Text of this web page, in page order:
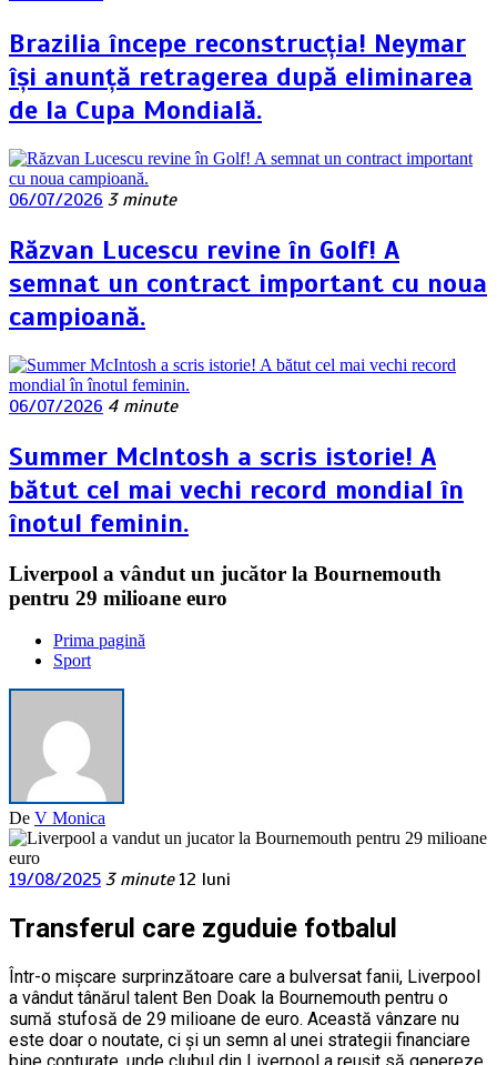
Brazilia începe reconstrucția! Neymar
își anunță retragerea după eliminarea
de la Cupa Mondială.
06/07/2026 3 minute
Răzvan Lucescu revine în Golf! A
semnat un contract important cu noua
campioană.
06/07/2026 4 minute
Summer McIntosh a scris istorie! A
bătut cel mai vechi record mondial în
înotul feminin.
Liverpool a vândut un jucător la Bournemouth
pentru 29 milioane euro
Prima pagină
Sport
De V Monica
19/08/2025 3 minute 12 luni
Transferul care zguduie fotbalul
Într-o mișcare surprinzătoare care a bulversat fanii, Liverpool
a vândut tânărul talent Ben Doak la Bournemouth pentru o
sumă stufosă de 29 milioane de euro. Această vânzare nu
este doar o noutate, ci și un semn al unei strategii financiare